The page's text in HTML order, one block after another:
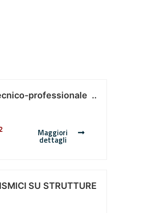
professionale ..
Maggiori
dettagli
SU STRUTTURE